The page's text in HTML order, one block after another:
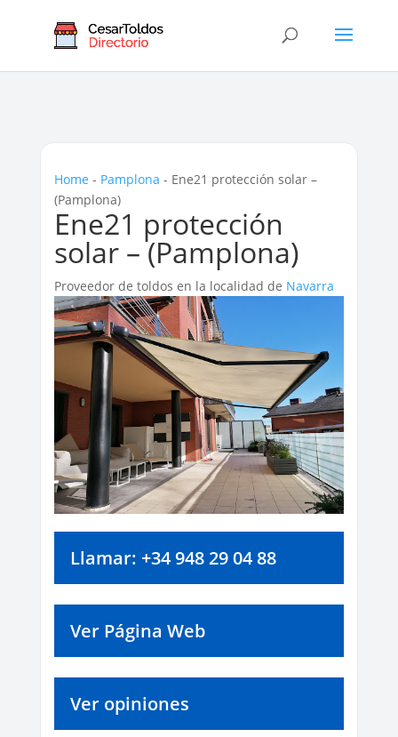
Home - Pamplona - Ene21 protección solar –
(Pamplona)
Ene21 protección
solar – (Pamplona)
Proveedor de toldos en la localidad de Navarra
Llamar: +34 948 29 04 88
Ver Página Web
Ver opiniones